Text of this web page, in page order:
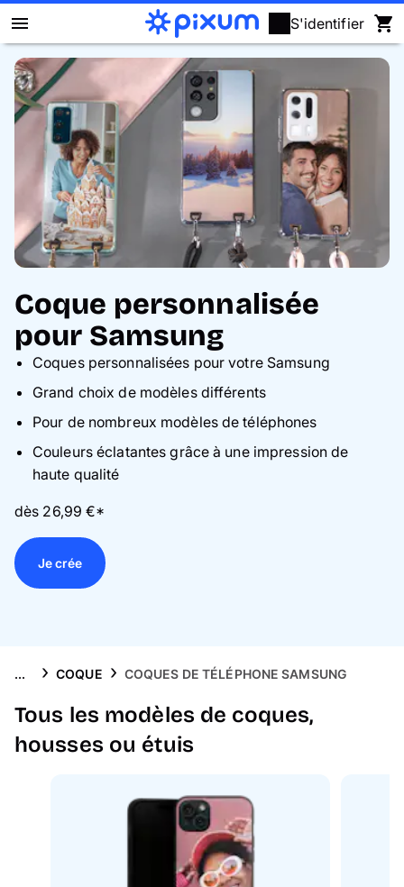
S'identifier
Livre photo Pixum
Déco murale
Tirages photo
Cadeaux
Calendrier photo
Coque
Cartes
Inspiration
Collection Voyage 🌊
FAQ & Service client
Coque personnalisée
pour Samsung
Coques personnalisées pour votre Samsung
Grand choix de modèles différents
Pour de nombreux modèles de téléphones
Couleurs éclatantes grâce à une impression de
haute qualité
dès 26,99 €*
Je crée
... COQUE COQUES DE TÉLÉPHONE SAMSUNG
Tous les modèles de coques,
housses ou étuis